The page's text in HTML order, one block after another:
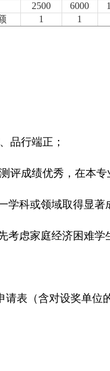
2500 6000
1 1
品行端正；
评成绩优秀，在本专
学科或领域取得显著
考虑家庭经济困难学
表（含对设奖单位